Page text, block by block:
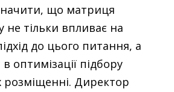
що матриця
не тільки впливає на
до цього питання, а
оптимізації підбору
розміщенні. Директор